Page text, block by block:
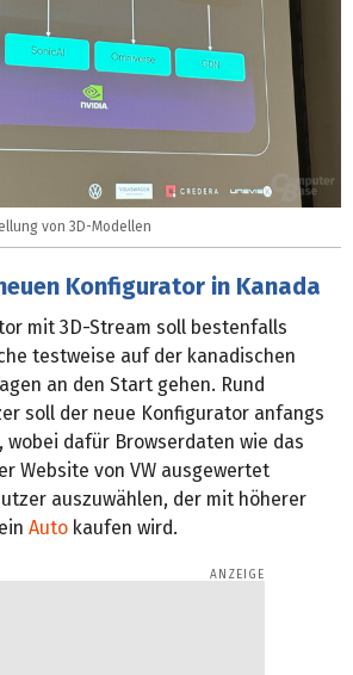
von 3D-Modellen
Konfigurator in Kanada
mit 3D-Stream soll bestenfalls
testweise auf der kanadischen
an den Start gehen. Rund
soll der neue Konfigurator anfangs
wobei dafür Browserdaten wie das
Website von VW ausgewertet
auszuwählen, der mit höherer
Auto kaufen wird.